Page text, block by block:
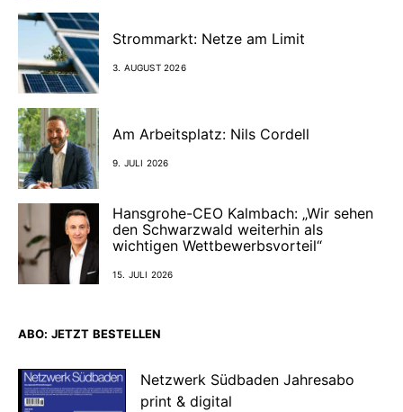
Strommarkt: Netze am Limit
3. AUGUST 2026
Am Arbeitsplatz: Nils Cordell
9. JULI 2026
Hansgrohe-CEO Kalmbach: „Wir sehen
den Schwarzwald weiterhin als
wichtigen Wettbewerbsvorteil“
15. JULI 2026
ABO: JETZT BESTELLEN
Netzwerk Südbaden Jahresabo
print & digital